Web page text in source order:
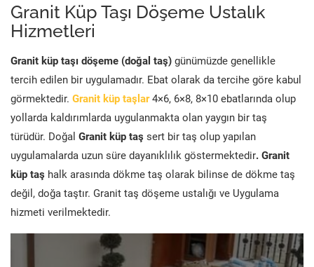
Granit Küp Taşı Döşeme Ustalık
Hizmetleri
Granit küp taşı döşeme (doğal taş) günümüzde genellikle
tercih edilen bir uygulamadır. Ebat olarak da tercihe göre kabul
görmektedir. Granit küp taşlar 4×6, 6×8, 8×10 ebatlarında olup
yollarda kaldırımlarda uygulanmakta olan yaygın bir taş
türüdür. Doğal Granit küp taş sert bir taş olup yapılan
uygulamalarda uzun süre dayanıklılık göstermektedir. Granit
küp taş halk arasında dökme taş olarak bilinse de dökme taş
değil, doğa taştır. Granit taş döşeme ustalığı ve Uygulama
hizmeti verilmektedir.